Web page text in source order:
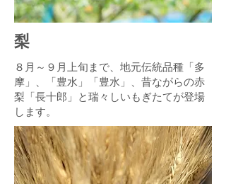
梨
８月～９月上旬まで、地元伝統品種「多
摩」、「豊水」「豊水」、昔ながらの赤
梨「長十郎」と瑞々しいもぎたてが登場
します。